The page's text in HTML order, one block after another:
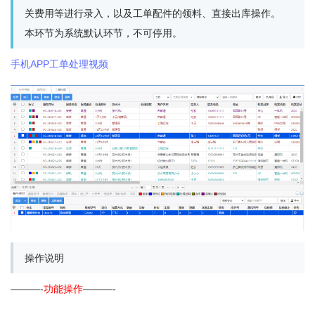
关费用等进行录入，以及工单配件的领料、直接出库操作。
本环节为系统默认环节，不可停用。
手机APP工单处理视频
操作说明
———-功能操作———-